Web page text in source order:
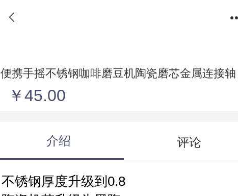
便携手摇不锈钢咖啡磨豆机陶瓷磨芯金属连接轴
￥45.00
介绍 评论
不锈钢厚度升级到0.8